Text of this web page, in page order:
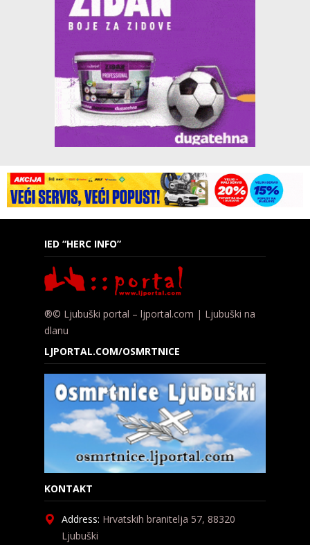
IED “HERC INFO”
®© Ljubuški portal – ljportal.com | Ljubuški na
dlanu
LJPORTAL.COM/OSMRTNICE
KONTAKT
Address: Hrvatskih branitelja 57, 88320
Ljubuški